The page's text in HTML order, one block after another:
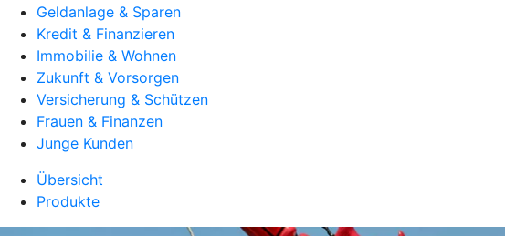
Geldanlage & Sparen
Kredit & Finanzieren
Immobilie & Wohnen
Zukunft & Vorsorgen
Versicherung & Schützen
Frauen & Finanzen
Junge Kunden
Übersicht
Produkte